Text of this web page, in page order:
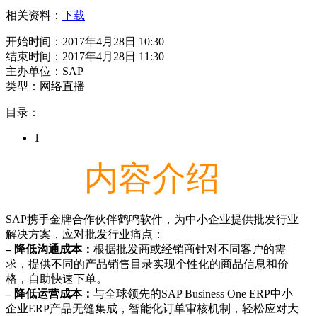
相关资料： 下载
开始时间：2017年4月28日 10:30
结束时间：2017年4月28日 11:30
主办单位：SAP
类型：网络直播
目录：
1
内容介绍
SAP携手金牌合作伙伴鹤鸣软件，为中小企业提供批发行业
解决方案，应对批发行业痛点：
– 降低沟通成本： 根据批发商或经销商针对不同客户的需
求，提供不同的产品销售目录实现个性化的商品信息和价
格，自助快速下单。
– 降低运营成本： 与全球领先的SAP Business One ERP中小
企业ERP产品无缝集成，智能化订单审核机制，轻松应对大